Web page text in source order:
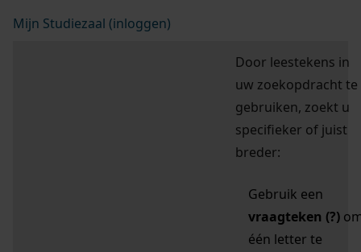
Mijn Studiezaal (inloggen)
Door leestekens in
uw zoekopdracht te
gebruiken, zoekt u
specifieker of juist
breder:
Gebruik een
vraagteken (?)
één letter te